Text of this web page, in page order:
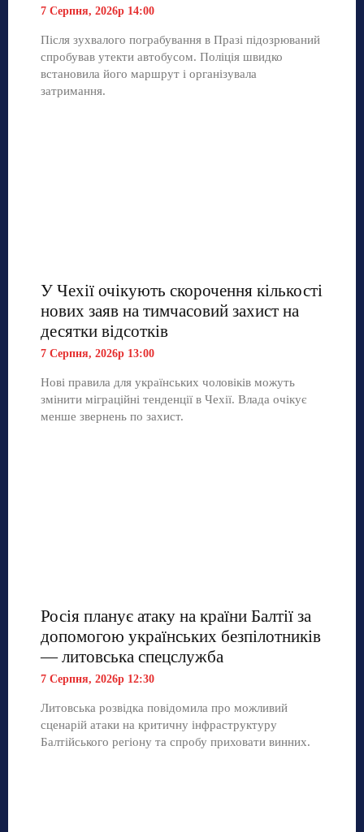
7 Серпня, 2026р 14:00
Після зухвалого пограбування в Празі підозрюваний
спробував утекти автобусом. Поліція швидко
встановила його маршрут і організувала
затримання.
У Чехії очікують скорочення кількості
нових заяв на тимчасовий захист на
десятки відсотків
7 Серпня, 2026р 13:00
Нові правила для українських чоловіків можуть
змінити міграційні тенденції в Чехії. Влада очікує
менше звернень по захист.
Росія планує атаку на країни Балтії за
допомогою українських безпілотників
— литовська спецслужба
7 Серпня, 2026р 12:30
Литовська розвідка повідомила про можливий
сценарій атаки на критичну інфраструктуру
Балтійського регіону та спробу приховати винних.